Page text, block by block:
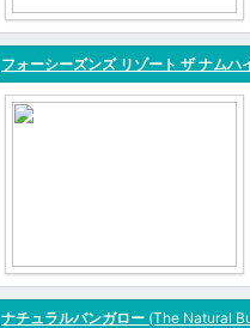
フォーシーズンズ リゾート ザ ナムハ
ナチュラルバンガロー (The Natural